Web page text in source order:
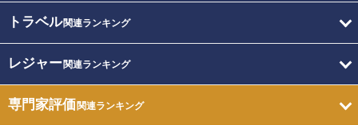
トラベル関連ランキング
レジャー関連ランキング
専門家評価関連ランキング